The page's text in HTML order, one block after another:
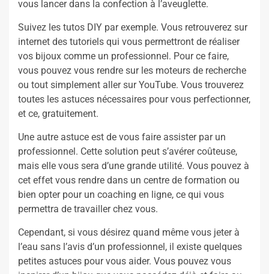
vous lancer dans la confection à l’aveuglette.
Suivez les tutos DIY par exemple. Vous retrouverez sur
internet des tutoriels qui vous permettront de réaliser
vos bijoux comme un professionnel. Pour ce faire,
vous pouvez vous rendre sur les moteurs de recherche
ou tout simplement aller sur YouTube. Vous trouverez
toutes les astuces nécessaires pour vous perfectionner,
et ce, gratuitement.
Une autre astuce est de vous faire assister par un
professionnel. Cette solution peut s’avérer coûteuse,
mais elle vous sera d’une grande utilité. Vous pouvez à
cet effet vous rendre dans un centre de formation ou
bien opter pour un coaching en ligne, ce qui vous
permettra de travailler chez vous.
Cependant, si vous désirez quand même vous jeter à
l’eau sans l’avis d’un professionnel, il existe quelques
petites astuces pour vous aider. Vous pouvez vous